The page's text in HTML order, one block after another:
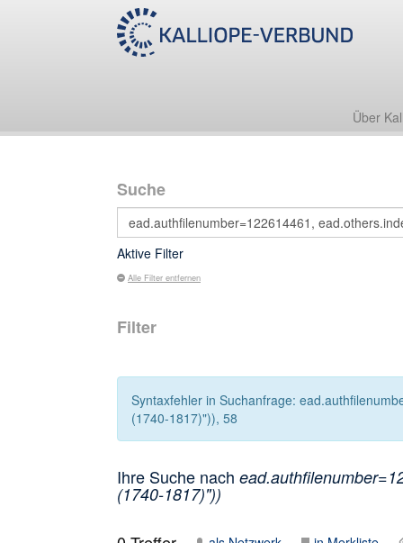
Über
Suche
Aktive Filter
Alle Filter entfernen
Filter
Syntaxfehler in Suchanfrage:
(1740-1817)")), 58
Ihre Suche nach
(1740-1817)"))